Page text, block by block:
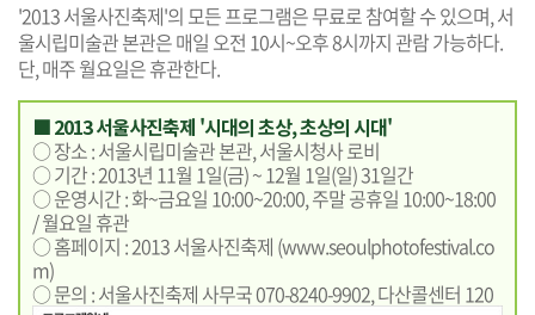
'2013 서울사진축제'의 모든 프로그램은 무료로 참여할 수 있으며, 서
울시립미술관 본관은 매일 오전 10시~오후 8시까지 관람 가능하다.
단, 매주 월요일은 휴관한다.
■ 2013 서울사진축제 '시대의 초상, 초상의 시대'
○ 장소 : 서울시립미술관 본관, 서울시청사 로비
○ 기간 : 2013년 11월 1일(금) ~ 12월 1일(일) 31일간
○ 운영시간 : 화~금요일 10:00~20:00, 주말 공휴일 10:00~18:00
/ 월요일 휴관
○ 홈페이지 : 2013 서울사진축제 (www.seoulphotofestival.co
m)
○ 문의 : 서울사진축제 사무국 070-8240-9902, 다산콜센터 120